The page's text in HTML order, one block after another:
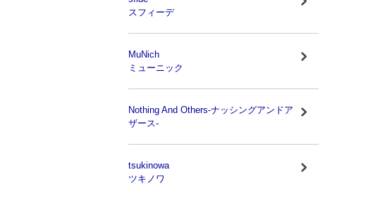
スフィーデ
MuNich
ミューニック
Nothing And Others-ナッシングアンドア
ザース-
tsukinowa
ツキノワ